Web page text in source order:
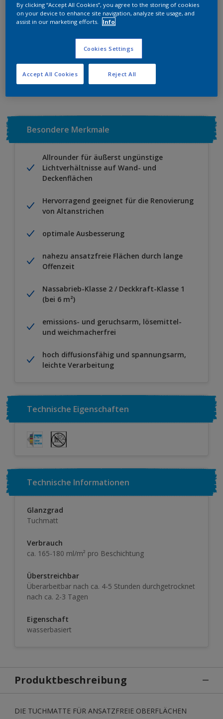
ZUR EINKAUFSLISTE HINZUFÜGEN
Besondere Merkmale
Allrounder für äußerst ungünstige
Lichtverhältnisse auf Wand- und
Deckenflächen
Hervorragend geeignet für die Renovierung
von Altanstrichen
optimale Ausbesserung
nahezu ansatzfreie Flächen durch lange
Offenzeit
Nassabrieb-Klasse 2 / Deckkraft-Klasse 1
(bei 6 m²)
emissions- und geruchsarm, lösemittel-
und weichmacherfrei
hoch diffusionsfähig und spannungsarm,
leichte Verarbeitung
Technische Eigenschaften
Technische Informationen
Glanzgrad
Tuchmatt
Verbrauch
ca. 165-180 ml/m² pro Beschichtung
Überstreichbar
Überarbeitbar nach ca. 4-5 Stunden durchgetrocknet
nach ca. 2-3 Tagen
Eigenschaft
wasserbasiert
Produktbeschreibung
DIE TUCHMATTE FÜR ANSATZFREIE OBERFLÄCHEN
By clicking “Accept All Cookies”, you agree to the storing of cookies
on your device to enhance site navigation, analyze site usage, and
assist in our marketing efforts.
Info
Cookies Settings
Reject All
Accept All Cookies